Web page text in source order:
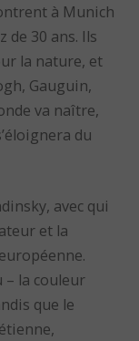
à Munich
de 30 ans. Ils
la nature, et
Gauguin,
va naître,
du
avec qui
et la
– la couleur
que le